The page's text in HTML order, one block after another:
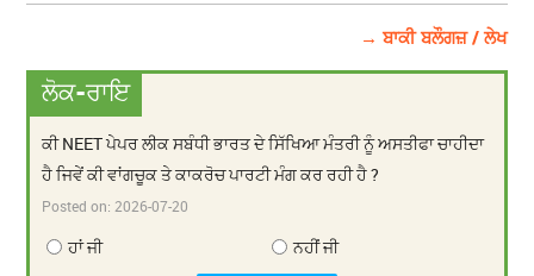
→ ਬਾਕੀ ਬਲੌਗਜ਼ / ਲੇਖ
ਲੋਕ-ਰਾਇ
ਕੀ NEET ਪੇਪਰ ਲੀਕ ਸਬੰਧੀ ਭਾਰਤ ਦੇ ਸਿੱਖਿਆ ਮੰਤਰੀ ਨੂੰ ਅਸਤੀਫਾ ਚਾਹੀਦਾ
ਹੈ ਜਿਵੇਂ ਕੀ ਵਾਂਗਚੂਕ ਤੇ ਕਾਕਰੋਚ ਪਾਰਟੀ ਮੰਗ ਕਰ ਰਹੀ ਹੈ ?
Posted on:2026-07-20
ਹਾਂ ਜੀ ਨਹੀਂ ਜੀ